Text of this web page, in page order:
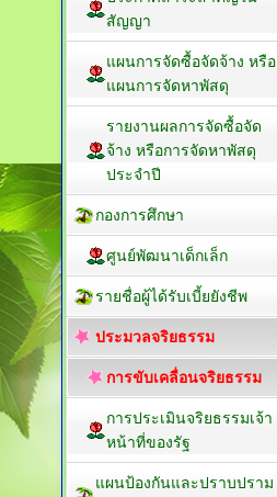
สัญญา
แผนการจัดซื้อจัดจ้าง หรือ
แผนการจัดหาพัสดุ
รายงานผลการจัดซื้อจัด
จ้าง หรือการจัดหาพัสดุ
ประจำปี
กองการศึกษา
ศูนย์พัฒนาเด็กเล็ก
รายชื่อผู้ได้รับเบี้ยยังชีพ
ประมวลจริยธรรม
การขับเคลื่อนจริยธรรม
การประเมินจริยธรรมเจ้า
หน้าที่ของรัฐ
แผนป้องกันและปราบปราม